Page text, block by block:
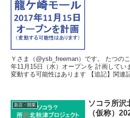
Ｙさま（@ysb_freeman）です。 たつのこまち龍ケ崎モールが 2017
年11月15日（水）オープンを 計画していますね。 ※「計
変動する可能性はありま
新店・開業
ソコラ所沢
（仮称）